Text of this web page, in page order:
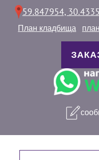
59.847954,
План кладбища